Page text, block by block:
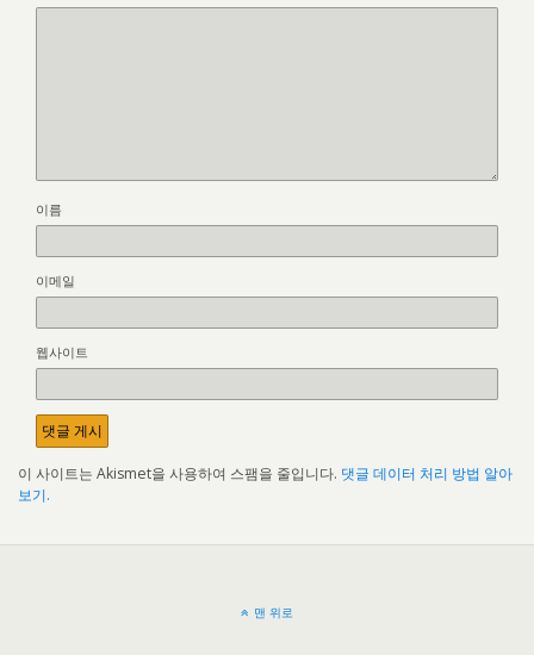
이름
이메일
웹사이트
이 사이트는 Akismet을 사용하여 스팸을 줄입니다. 댓글 데이터 처리 방법 알아
보기.
맨 위로